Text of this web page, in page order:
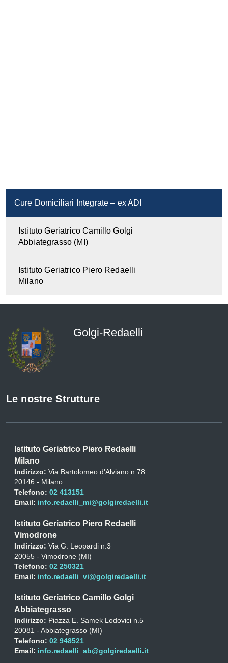
Cure Domiciliari Integrate – ex ADI
Istituto Geriatrico Camillo Golgi
Abbiategrasso (MI)
Istituto Geriatrico Piero Redaelli
Milano
Golgi-Redaelli
Le nostre Strutture
Istituto Geriatrico Piero Redaelli
Milano
Indirizzo: Via Bartolomeo d'Alviano n.78
20146 - Milano
Telefono: 02 413151
Email: info.redaelli_mi@golgiredaelli.it
Istituto Geriatrico Piero Redaelli
Vimodrone
Indirizzo: Via G. Leopardi n.3
20055 - Vimodrone (MI)
Telefono: 02 250321
Email: info.redaelli_vi@golgiredaelli.it
Istituto Geriatrico Camillo Golgi
Abbiategrasso
Indirizzo: Piazza E. Samek Lodovici n.5
20081 - Abbiategrasso (MI)
Telefono: 02 948521
Email: info.redaelli_ab@golgiredaelli.it